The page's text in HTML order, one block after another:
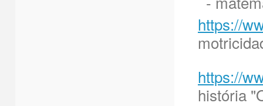
https://
https://
história